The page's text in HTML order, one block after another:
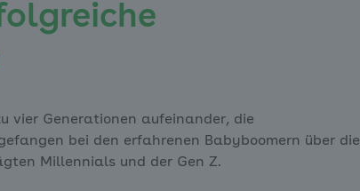
vier Generationen aufeinander, die
bei den erfahrenen Babyboomern über die
Millennials und der Gen Z.